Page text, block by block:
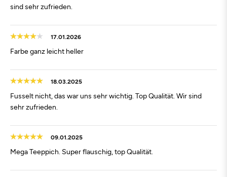
sind sehr zufrieden.
17.01.2026
Farbe ganz leicht heller
18.03.2025
Fusselt nicht, das war uns sehr wichtig. Top Qualität. Wir sind
sehr zufrieden.
09.01.2025
Mega Teeppich. Super flauschig, top Qualität.